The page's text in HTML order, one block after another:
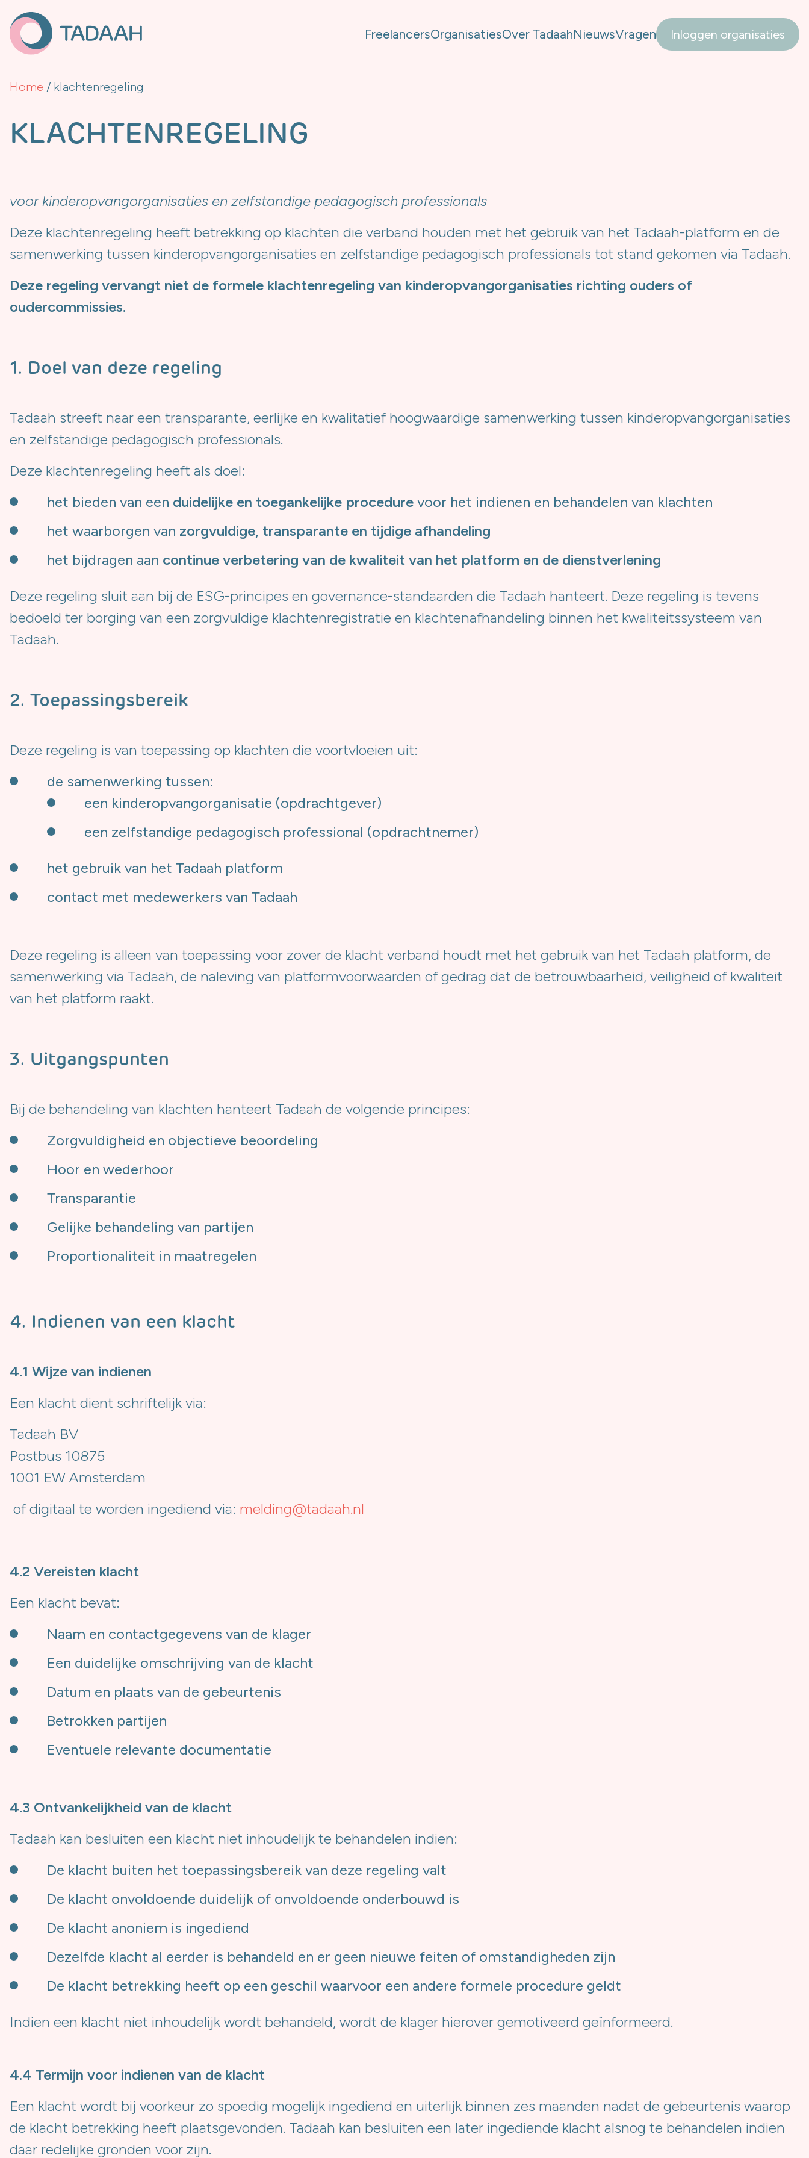
FreelancersOrganisatiesOver TadaahNieuwsVragen Inloggen organisaties
Home / klachtenregeling
KLACHTENREGELING
voor kinderopvangorganisaties en zelfstandige pedagogisch professionals
Deze klachtenregeling heeft betrekking op klachten die verband houden met het gebruik van het Tadaah-platform en de
samenwerking tussen kinderopvangorganisaties en zelfstandige pedagogisch professionals tot stand gekomen via Tadaah.
Deze regeling vervangt niet de formele klachtenregeling van kinderopvangorganisaties richting ouders of
oudercommissies.
1. Doel van deze regeling
Tadaah streeft naar een transparante, eerlijke en kwalitatief hoogwaardige samenwerking tussen kinderopvangorganisaties
en zelfstandige pedagogisch professionals.
Deze klachtenregeling heeft als doel:
het bieden van een duidelijke en toegankelijke procedure voor het indienen en behandelen van klachten
het waarborgen van zorgvuldige, transparante en tijdige afhandeling
het bijdragen aan continue verbetering van de kwaliteit van het platform en de dienstverlening
Deze regeling sluit aan bij de ESG-principes en governance-standaarden die Tadaah hanteert. Deze regeling is tevens
bedoeld ter borging van een zorgvuldige klachtenregistratie en klachtenafhandeling binnen het kwaliteitssysteem van
Tadaah.
2. Toepassingsbereik
Deze regeling is van toepassing op klachten die voortvloeien uit:
de samenwerking tussen:
een kinderopvangorganisatie (opdrachtgever)
een zelfstandige pedagogisch professional (opdrachtnemer)
het gebruik van het Tadaah platform
contact met medewerkers van Tadaah
Deze regeling is alleen van toepassing voor zover de klacht verband houdt met het gebruik van het Tadaah platform, de
samenwerking via Tadaah, de naleving van platformvoorwaarden of gedrag dat de betrouwbaarheid, veiligheid of kwaliteit
van het platform raakt.
3. Uitgangspunten
Bij de behandeling van klachten hanteert Tadaah de volgende principes:
Zorgvuldigheid en objectieve beoordeling
Hoor en wederhoor
Transparantie
Gelijke behandeling van partijen
Proportionaliteit in maatregelen
4. Indienen van een klacht
4.1 Wijze van indienen
Een klacht dient schriftelijk via:
Tadaah BV
Postbus 10875
1001 EW Amsterdam
of digitaal te worden ingediend via: melding@tadaah.nl
4.2 Vereisten klacht
Een klacht bevat:
Naam en contactgegevens van de klager
Een duidelijke omschrijving van de klacht
Datum en plaats van de gebeurtenis
Betrokken partijen
Eventuele relevante documentatie
4.3 Ontvankelijkheid van de klacht
Tadaah kan besluiten een klacht niet inhoudelijk te behandelen indien:
De klacht buiten het toepassingsbereik van deze regeling valt
De klacht onvoldoende duidelijk of onvoldoende onderbouwd is
De klacht anoniem is ingediend
Dezelfde klacht al eerder is behandeld en er geen nieuwe feiten of omstandigheden zijn
De klacht betrekking heeft op een geschil waarvoor een andere formele procedure geldt
Indien een klacht niet inhoudelijk wordt behandeld, wordt de klager hierover gemotiveerd geïnformeerd.
4.4 Termijn voor indienen van de klacht
Een klacht wordt bij voorkeur zo spoedig mogelijk ingediend en uiterlijk binnen zes maanden nadat de gebeurtenis waarop
de klacht betrekking heeft plaatsgevonden. Tadaah kan besluiten een later ingediende klacht alsnog te behandelen indien
daar redelijke gronden voor zijn.